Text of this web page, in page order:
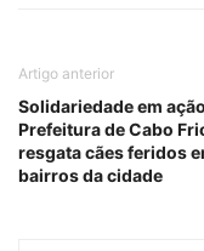
Artigo anterior
Solidariedade em
Prefeitura de Cabo
resgata cães feridos
bairros da cidade